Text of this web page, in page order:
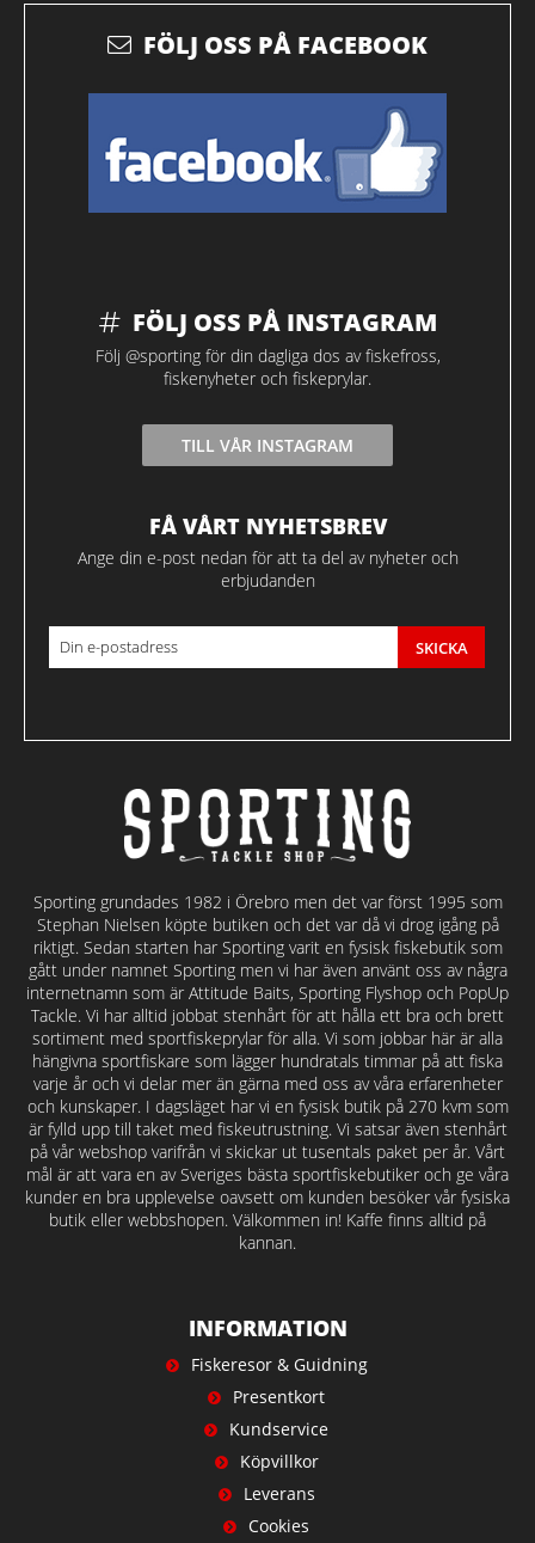
FÖLJ OSS PÅ FACEBOOK
FÖLJ OSS PÅ INSTAGRAM
Följ @sporting för din dagliga dos av fiskefross,
fiskenyheter och fiskeprylar.
TILL VÅR INSTAGRAM
FÅ VÅRT NYHETSBREV
Ange din e-post nedan för att ta del av nyheter och
erbjudanden
SKICKA
Sporting grundades 1982 i Örebro men det var först 1995 som
Stephan Nielsen köpte butiken och det var då vi drog igång på
riktigt. Sedan starten har Sporting varit en fysisk fiskebutik som
gått under namnet Sporting men vi har även använt oss av några
internetnamn som är Attitude Baits, Sporting Flyshop och PopUp
Tackle. Vi har alltid jobbat stenhårt för att hålla ett bra och brett
sortiment med sportfiskeprylar för alla. Vi som jobbar här är alla
hängivna sportfiskare som lägger hundratals timmar på att fiska
varje år och vi delar mer än gärna med oss av våra erfarenheter
och kunskaper. I dagsläget har vi en fysisk butik på 270 kvm som
är fylld upp till taket med fiskeutrustning. Vi satsar även stenhårt
på vår webshop varifrån vi skickar ut tusentals paket per år. Vårt
mål är att vara en av Sveriges bästa sportfiskebutiker och ge våra
kunder en bra upplevelse oavsett om kunden besöker vår fysiska
butik eller webbshopen. Välkommen in! Kaffe finns alltid på
kannan.
INFORMATION
Fiskeresor & Guidning
Presentkort
Kundservice
Köpvillkor
Leverans
Cookies